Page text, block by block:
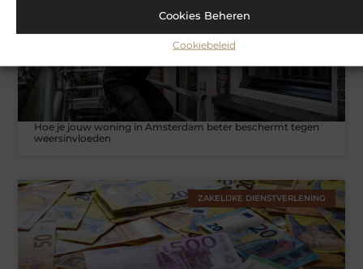
Cookies Beheren
Cookiebeleid
Hoe je jouw woning in Amsterdam beter beschermt tegen
weersinvloeden
ZAKELIJKE DIENSTVERLENING